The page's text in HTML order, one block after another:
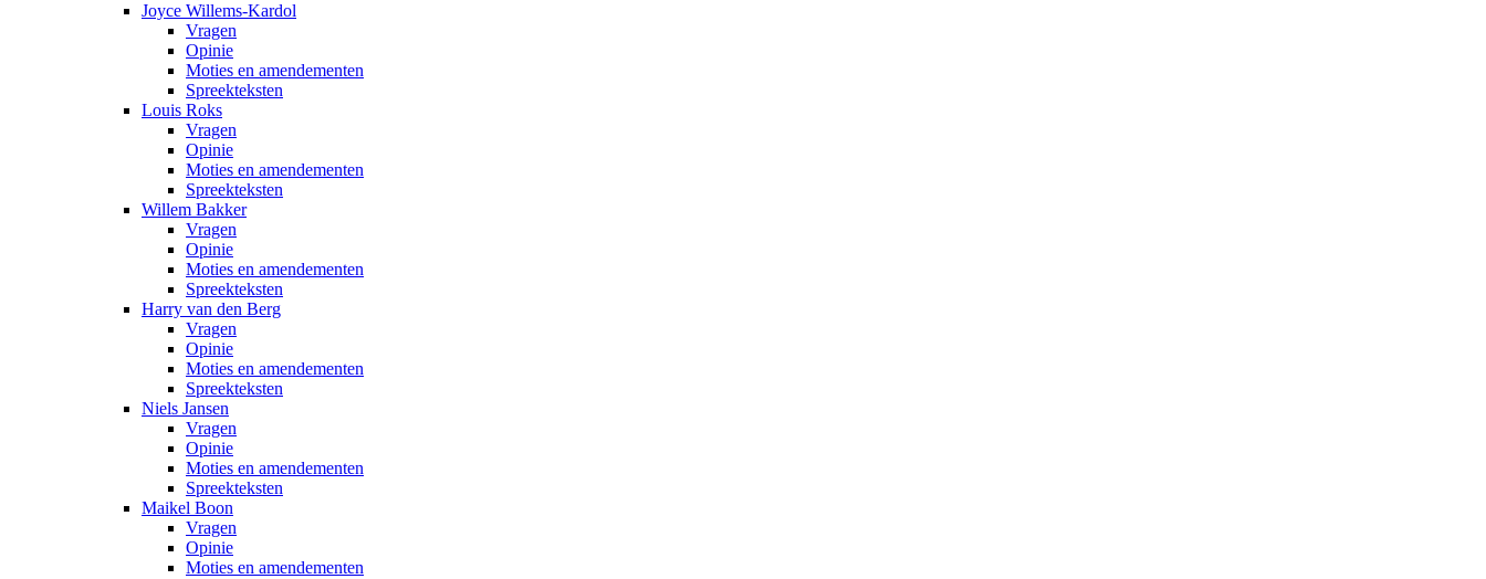
Joyce Willems-Kardol
Vragen
Opinie
Moties en amendementen
Spreekteksten
Louis Roks
Vragen
Opinie
Moties en amendementen
Spreekteksten
Willem Bakker
Vragen
Opinie
Moties en amendementen
Spreekteksten
Harry van den Berg
Vragen
Opinie
Moties en amendementen
Spreekteksten
Niels Jansen
Vragen
Opinie
Moties en amendementen
Spreekteksten
Maikel Boon
Vragen
Opinie
Moties en amendementen